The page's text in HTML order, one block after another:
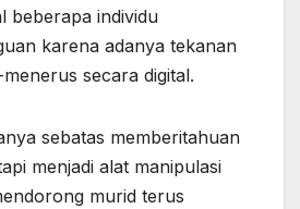
beberapa individu
karena adanya tekanan
secara digital.
sebatas memberitahuan
menjadi alat manipulasi
murid terus